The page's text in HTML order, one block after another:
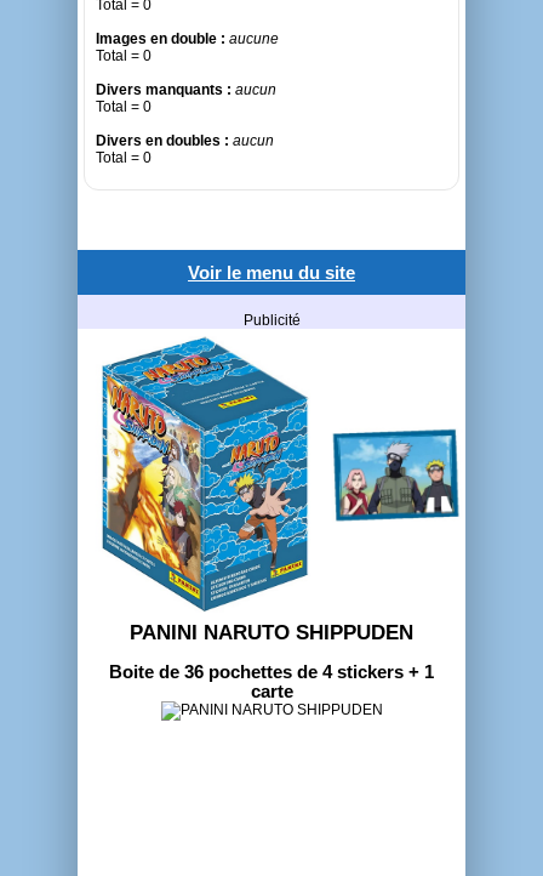
Total = 0
Images en double : aucune
Total = 0
Divers manquants : aucun
Total = 0
Divers en doubles : aucun
Total = 0
Voir le menu du site
Publicité
PANINI NARUTO SHIPPUDEN
Boite de 36 pochettes de 4 stickers + 1
carte